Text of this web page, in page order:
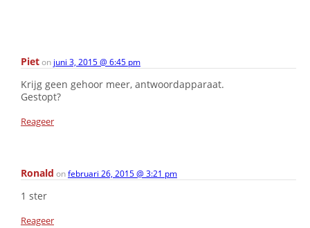
Pieton juni 3, 2015 @ 6:45 pm
Krijg geen gehoor meer, antwoordapparaat.
Gestopt?
Reageer
Ronald onfebruari 26, 2015 @ 3:21 pm
1 ster
Reageer